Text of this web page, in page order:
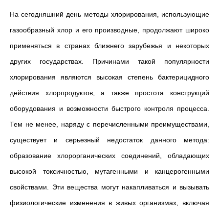
На сегодняшний день методы хлорирования, использующие
газообразный хлор и его производные, продолжают широко
применяться в странах ближнего зарубежья и некоторых
других государствах. Причинами такой популярности
хлорирования являются высокая степень бактерицидного
действия хлорпродуктов, а также простота конструкций
оборудования и возможности быстрого контроля процесса.
Тем не менее, наряду с перечисленными преимуществами,
существует и серьезный недостаток данного метода:
образование хлорорганических соединений, обладающих
высокой токсичностью, мутагенными и канцерогенными
свойствами. Эти вещества могут накапливаться и вызывать
физиологические изменения в живых организмах, включая